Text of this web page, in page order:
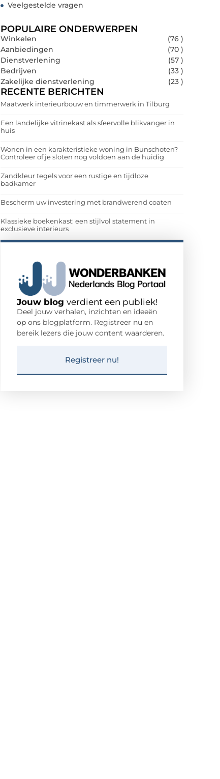
Veelgestelde vragen
POPULAIRE ONDERWERPEN
Winkelen
(76 )
Aanbiedingen
(70 )
Dienstverlening
(57 )
Bedrijven
(33 )
Zakelijke dienstverlening
(23 )
RECENTE BERICHTEN
Maatwerk interieurbouw en timmerwerk in Tilburg
Een landelijke vitrinekast als sfeervolle blikvanger in
huis
Wonen in een karakteristieke woning in Bunschoten?
Controleer of je sloten nog voldoen aan de huidig
Zandkleur tegels voor een rustige en tijdloze
badkamer
Bescherm uw investering met brandwerend coaten
Klassieke boekenkast: een stijlvol statement in
exclusieve interieurs
Jouw blog verdient een publiek!
Deel jouw verhalen, inzichten en ideeën
op ons blogplatform. Registreer nu en
bereik lezers die jouw content waarderen.
Registreer nu!